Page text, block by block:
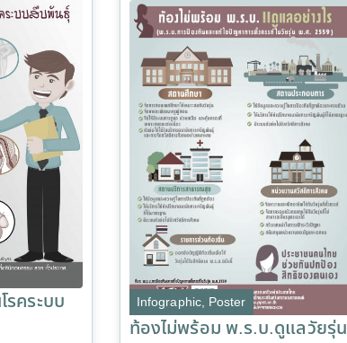
รคระบบ
Infographic, Poster
ท้องไม่พร้อม พ.ร.บ.ดูแลวัยรุ่น